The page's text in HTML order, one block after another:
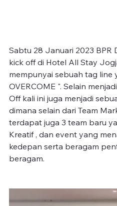
Sabtu 28 Januari 2023 BPR
kick off di Hotel All Stay
mempunyai sebuah tag line
OVERCOME ". Selain
Off kali ini juga menjadi
dimana selain dari Team
terdapat juga 3 team baru
Kreatif , dan event yang
kedepan serta beragam
beragam.